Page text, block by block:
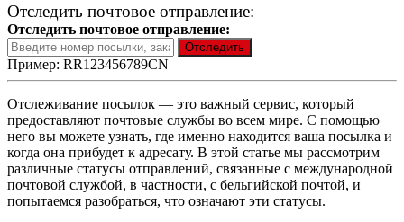
Отследить почтовое отправление:
Отследить почтовое отправление:
Пример: RR123456789CN
Отслеживание посылок — это важный сервис, который
предоставляют почтовые службы во всем мире. С помощью
него вы можете узнать, где именно находится ваша посылка и
когда она прибудет к адресату. В этой статье мы рассмотрим
различные статусы отправлений, связанные с международной
почтовой службой, в частности, с бельгийской почтой, и
попытаемся разобраться, что означают эти статусы.